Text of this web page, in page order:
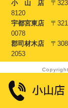
小 山 店〒
8120
宇都宮東店〒
0078
郡司材木店〒
2053